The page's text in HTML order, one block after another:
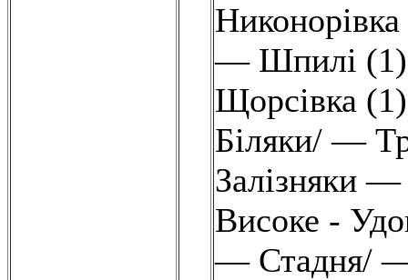
— Шпилі (1)
Щорсівка (1)
Біляки/ —
Залізняки
Високе -
— Стадня/